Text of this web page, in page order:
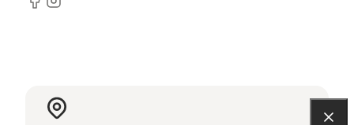
Facebook
Instagram